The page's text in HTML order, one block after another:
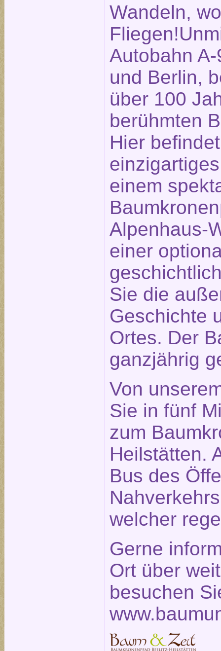
Wandeln,
Autobahn
und Berlin,
über 100
berühmten
Hier
einem
Alpenhaus-
einer
Sie die
Geschichte
Ortes. Der
ganzjährig
Von
Sie in fünf
zum
Heilstätten.
Bus des
welcher
Gerne
Ort über
besuchen